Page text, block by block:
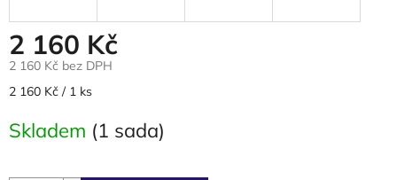
2 160 Kč
2 160 Kč bez DPH
Měrná
2 160 Kč / 1 ks
Skladem (1 sada)